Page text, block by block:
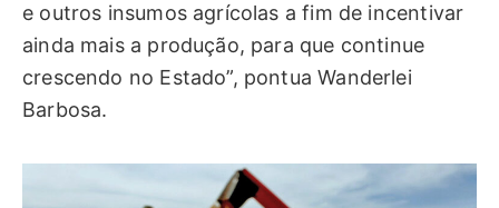
e outros insumos agrícolas a fim de incentivar
ainda mais a produção, para que continue
crescendo no Estado”, pontua Wanderlei
Barbosa.